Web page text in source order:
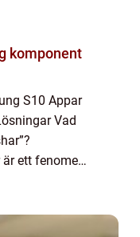
komponent
S10 Appar
Vad
ett fenomen